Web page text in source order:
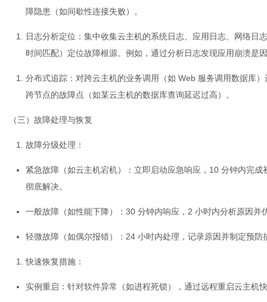
障隐患（如间歇性连接失败）。
日志分析定位 ：集中收集云主机的系统日志、应用日志、网络
时间匹配）定位故障根源。例如，通过分析日志发现应用崩溃是
分布式追踪 ：对跨云主机的业务调用（如 Web 服务调用数据库
跨节点的故障点（如某云主机的数据库查询延迟过高）。
（三）故障处理与恢复
故障分级处理 ：
紧急故障（如云主机宕机）：立即启动应急响应，10 分钟内完
彻底解决。
一般故障（如性能下降）：30 分钟内响应，2 小时内分析原因并
轻微故障（如偶尔报错）：24 小时内处理，记录原因并制定预防
快速恢复措施 ：
实例重启：针对软件异常（如进程死锁），通过远程重启云主机